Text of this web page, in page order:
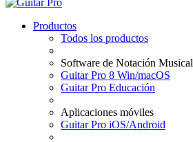
Productos
Todos los productos
Software de Notación Musical
Guitar Pro 8 Win/macOS
Guitar Pro Educación
Aplicaciones móviles
Guitar Pro iOS/Android